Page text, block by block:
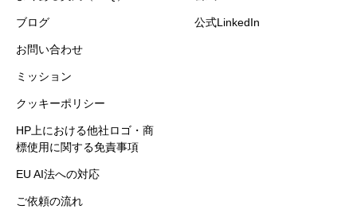
ブログ
お問い合わせ
ミッション
クッキーポリシー
HP上における他社ロゴ・商
標使用に関する免責事項
EU AI法への対応
ご依頼の流れ
公式LinkedIn